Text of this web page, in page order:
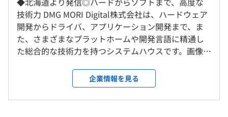
卓越した技術力を有するベテラン・エンジニアも多く、そ
れらのエンジニアがモチベーションを維持しと能力を発揮
し続けられるよう、スペシャリストとして昇進できるキャ
リアパスも用意しています。
もちろん、マネジメントを志向される方のキャリアパスも
対策内容：敷地内禁煙
JR新札幌駅／地下鉄新さっぽろ駅
インターンのためなし
インターンのためなし
研修の有無及び内容
技術研修、プログラミング研修、ネットワーク研修、コミ
ュニケーション研修など
自己啓発支援の有無及びその内容
メンター制度の有無
キャリアコンサルティング制度の有無及びその内容
技術力 DMG MORI Digital株式会社は、ハードウェア
開発からドライバ、アプリケーション開発まで、ま
た、さまざまなプラットホームや開発言語に精通し
た総合的な技術力を持つシステムハウスです。画像処
分野と幅広く事業を展開しています。2008年森精機
製作所と業務・資本提携。2023年からは社名をDMG
MORI Digital株式会社に変更し、工作機械における計
企業情報を見る